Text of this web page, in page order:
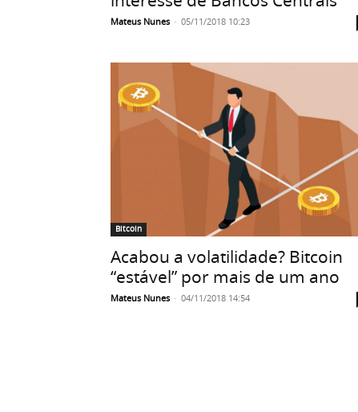
Mateus Nunes - 05/11/2018 10:23
Bitcoin
Acabou a volatilidade? Bitcoin
“estável” por mais de um ano
Mateus Nunes - 04/11/2018 14:54